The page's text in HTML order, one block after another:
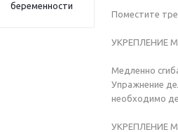
беременности
Поместите
УКРЕПЛЕНИЕ
Медленно
Упражнение
необходимо
УКРЕПЛЕНИЕ